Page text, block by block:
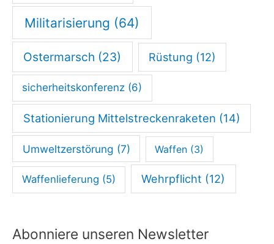
Militarisierung (64)
Ostermarsch (23) Rüstung (12)
sicherheitskonferenz (6)
Stationierung Mittelstreckenraketen (14)
Umweltzerstörung (7) Waffen (3)
Waffenlieferung (5) Wehrpflicht (12)
Abonniere unseren Newsletter